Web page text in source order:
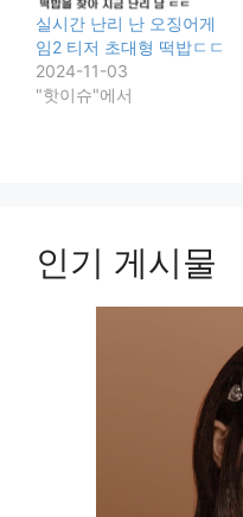
실시간 난리 난 오징어게
임2 티저 초대형 떡밥ㄷㄷ
2024-11-03
"핫이슈"에서
인기 게시물